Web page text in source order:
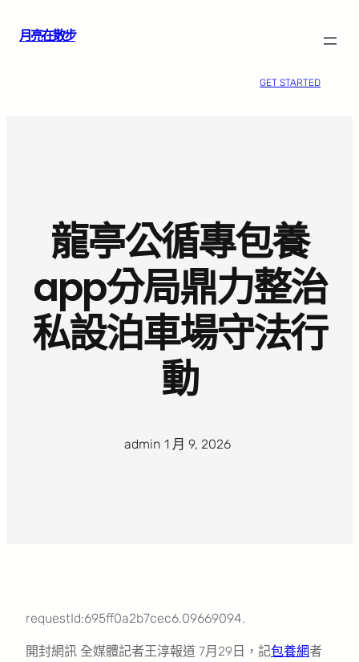
月亮在散步
GET STARTED
龍亭公循專包養
app分局鼎力整治
私設泊車場守法行
動
admin 1 月 9, 2026
requestId:695ff0a2b7cec6.09669094.
開封網訊 全媒體記者王淳報道 7月29日，記包養網者